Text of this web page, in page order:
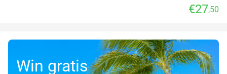
€27,50
Win gratis